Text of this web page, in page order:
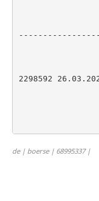
de | boerse | 68995337 |